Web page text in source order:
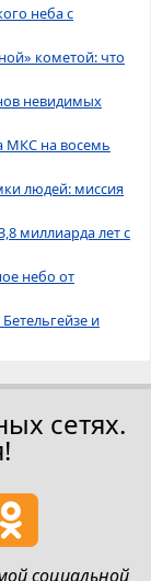
неба с
кометой: что
невидимых
МКС на восемь
людей: миссия
миллиарда лет с
небо от
и
сетях.
социальной